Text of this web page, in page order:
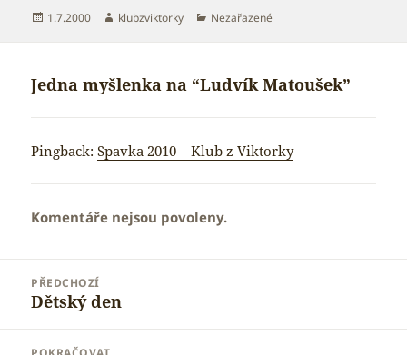
Publikováno:
1.7.2000 Autor:
klubzviktorky Rubriky:
Nezařazené
Jedna myšlenka na “Ludvík Matoušek”
Pingback:Spavka 2010 – Klub z Viktorky
Komentáře nejsou povoleny.
příspěvek
PŘEDCHOZÍ
Předchozí
Dětský den